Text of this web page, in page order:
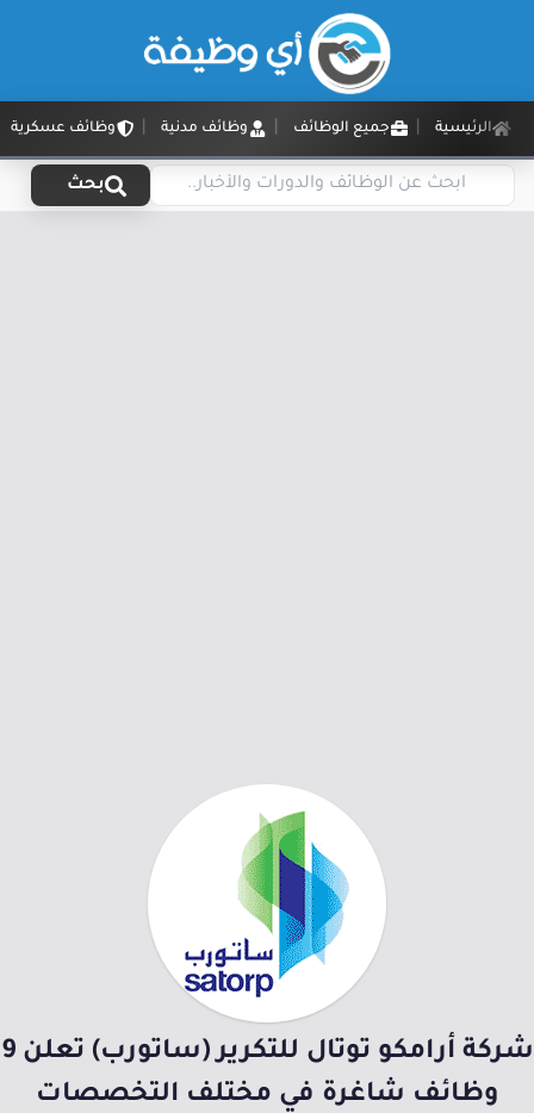
الرئيسية جميع الوظائف وظائف مدنية وظائف عسكرية
بحث
شركة أرامكو توتال للتكرير (ساتورب) تعلن 9
وظائف شاغرة في مختلف التخصصات